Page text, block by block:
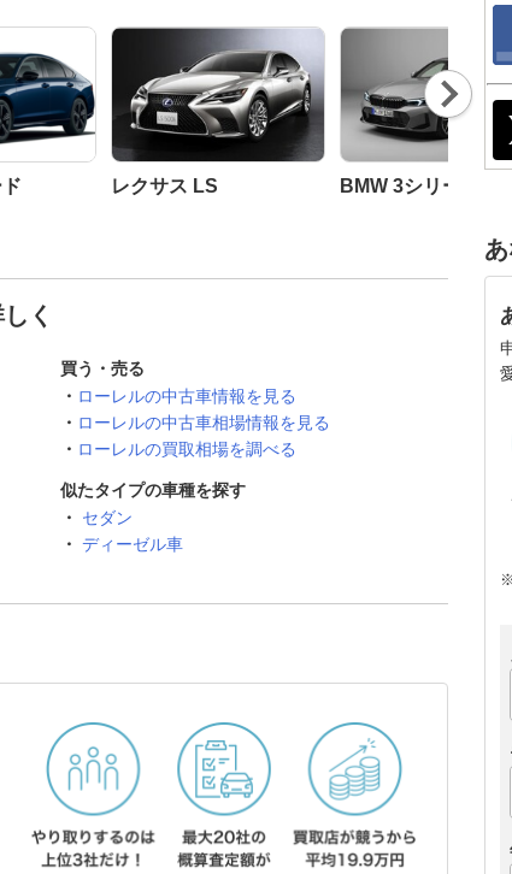
レクサス LS BMW 3シリーズ セ
Nex
t
く
買う・売る
ローレルの中古車情報を見る
ローレルの中古車相場情報を見る
ローレルの買取相場を調べる
似たタイプの車種を探す
セダン
ディーゼル車